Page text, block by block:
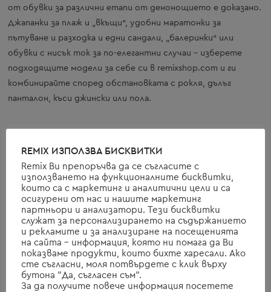
от обувки за различни етапи от денонощието е доказано.
Джапанки за плаж и „вкъщи“, удобни маратонки за
пътуване и разходка и едни сандали, „балеринки“ или
обувки с нисък ток за по-елегантни случаи – изберете
подходящите модели за себе си в remixshop.com и ги
комбинирайте според обстановката с рокля, дълъг
панталон, къси джински или пола.
приберете най-необходимото като портмоне, мобилен
телефон и кърпички и една макси чанта в помощ по пътя,
за удобство при шопинг или на път към плажа са напълно
достатъчни.
Тук е първият пример, с който можете да нарушите
правилото –БАНСКИТЕ КОСТЮМИ. Ако дестинацията ви е
свързана със слънце и вода, можете да вземете 2 или 3
чифта. Изберете долнища и горнища, които могат да се
комбинират помежду си и вземете поне един цял бански,
REMIX ИЗПОЛЗВА БИСКВИТКИ
Remix Ви препоръчва да се съгласите с
използването на функционалните бисквитки,
които са с маркетинг и аналитични цели и са
осигурени от нас и нашите маркетинг
партньори и анализатори. Тези бисквитки
служат за персонализирането на съдържанието
и рекламите и за анализиране на посещенията
на сайта - информация, която ни помага да Ви
показваме продукти, които бихте харесали. Ако
сте съгласни, моля потвърдете с клик върху
бутона "Да, съгласен съм".
За да получите повече информация посетете